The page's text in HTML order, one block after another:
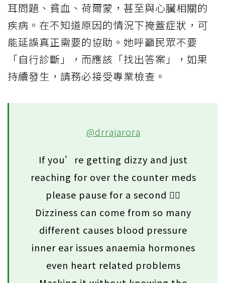
耳問題、貧血、荷爾蒙，甚至與心臟相關的
疾病。在不知道原因的情況下掩蓋症狀，可
能延誤真正需要的協助。她呼籲民眾不要
「自行診斷」，而應該「找出答案」，如果
持續發生，請務必接受專業檢查。
@drrajarora
If you’re getting dizzy and just
reaching for over the counter meds
please pause for a second 😮‍💨
Dizziness can come from so many
different causes blood pressure
inner ear issues anaemia hormones
even heart related problems